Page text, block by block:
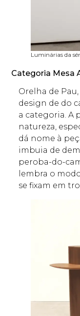
Luminárias da
Categoria Mesa
Orelha de
design de do
a categoria. A
natureza,
dá nome à
imbuia de
peroba-do-
lembra o
se fixam em